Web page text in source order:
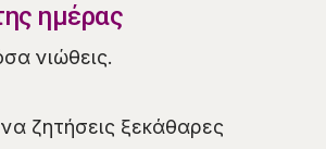
ημέρας
νιώθεις.
ζητήσεις ξεκάθαρες